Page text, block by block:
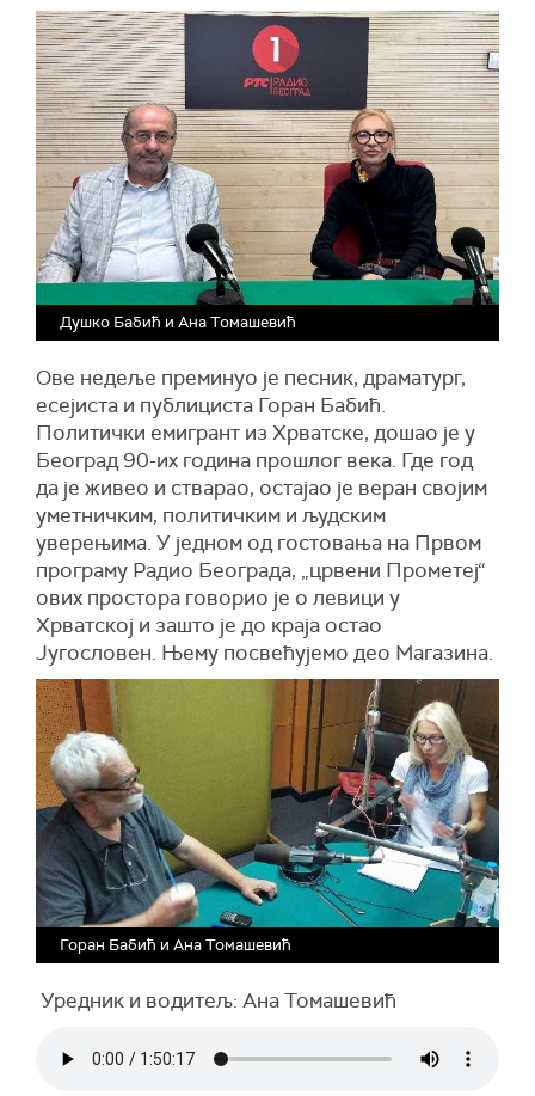
Душко Бабић и Ана Томашевић
Ове недеље преминуо је песник, драматург,
есејиста и публициста Горан Бабић.
Политички емигрант из Хрватске, дошао је у
Београд 90-их година прошлог века. Где год
да је живео и стварао, остајао је веран својим
уметничким, политичким и људским
уверењима. У једном од гостовања на Првом
програму Радио Београда, „црвени Прометеј“
ових простора говорио је о левици у
Хрватској и зашто је до краја остао
Југословен. Њему посвећујемо део Магазина.
Горан Бабић и Ана Томашевић
Уредник и водитељ: Ана Томашевић